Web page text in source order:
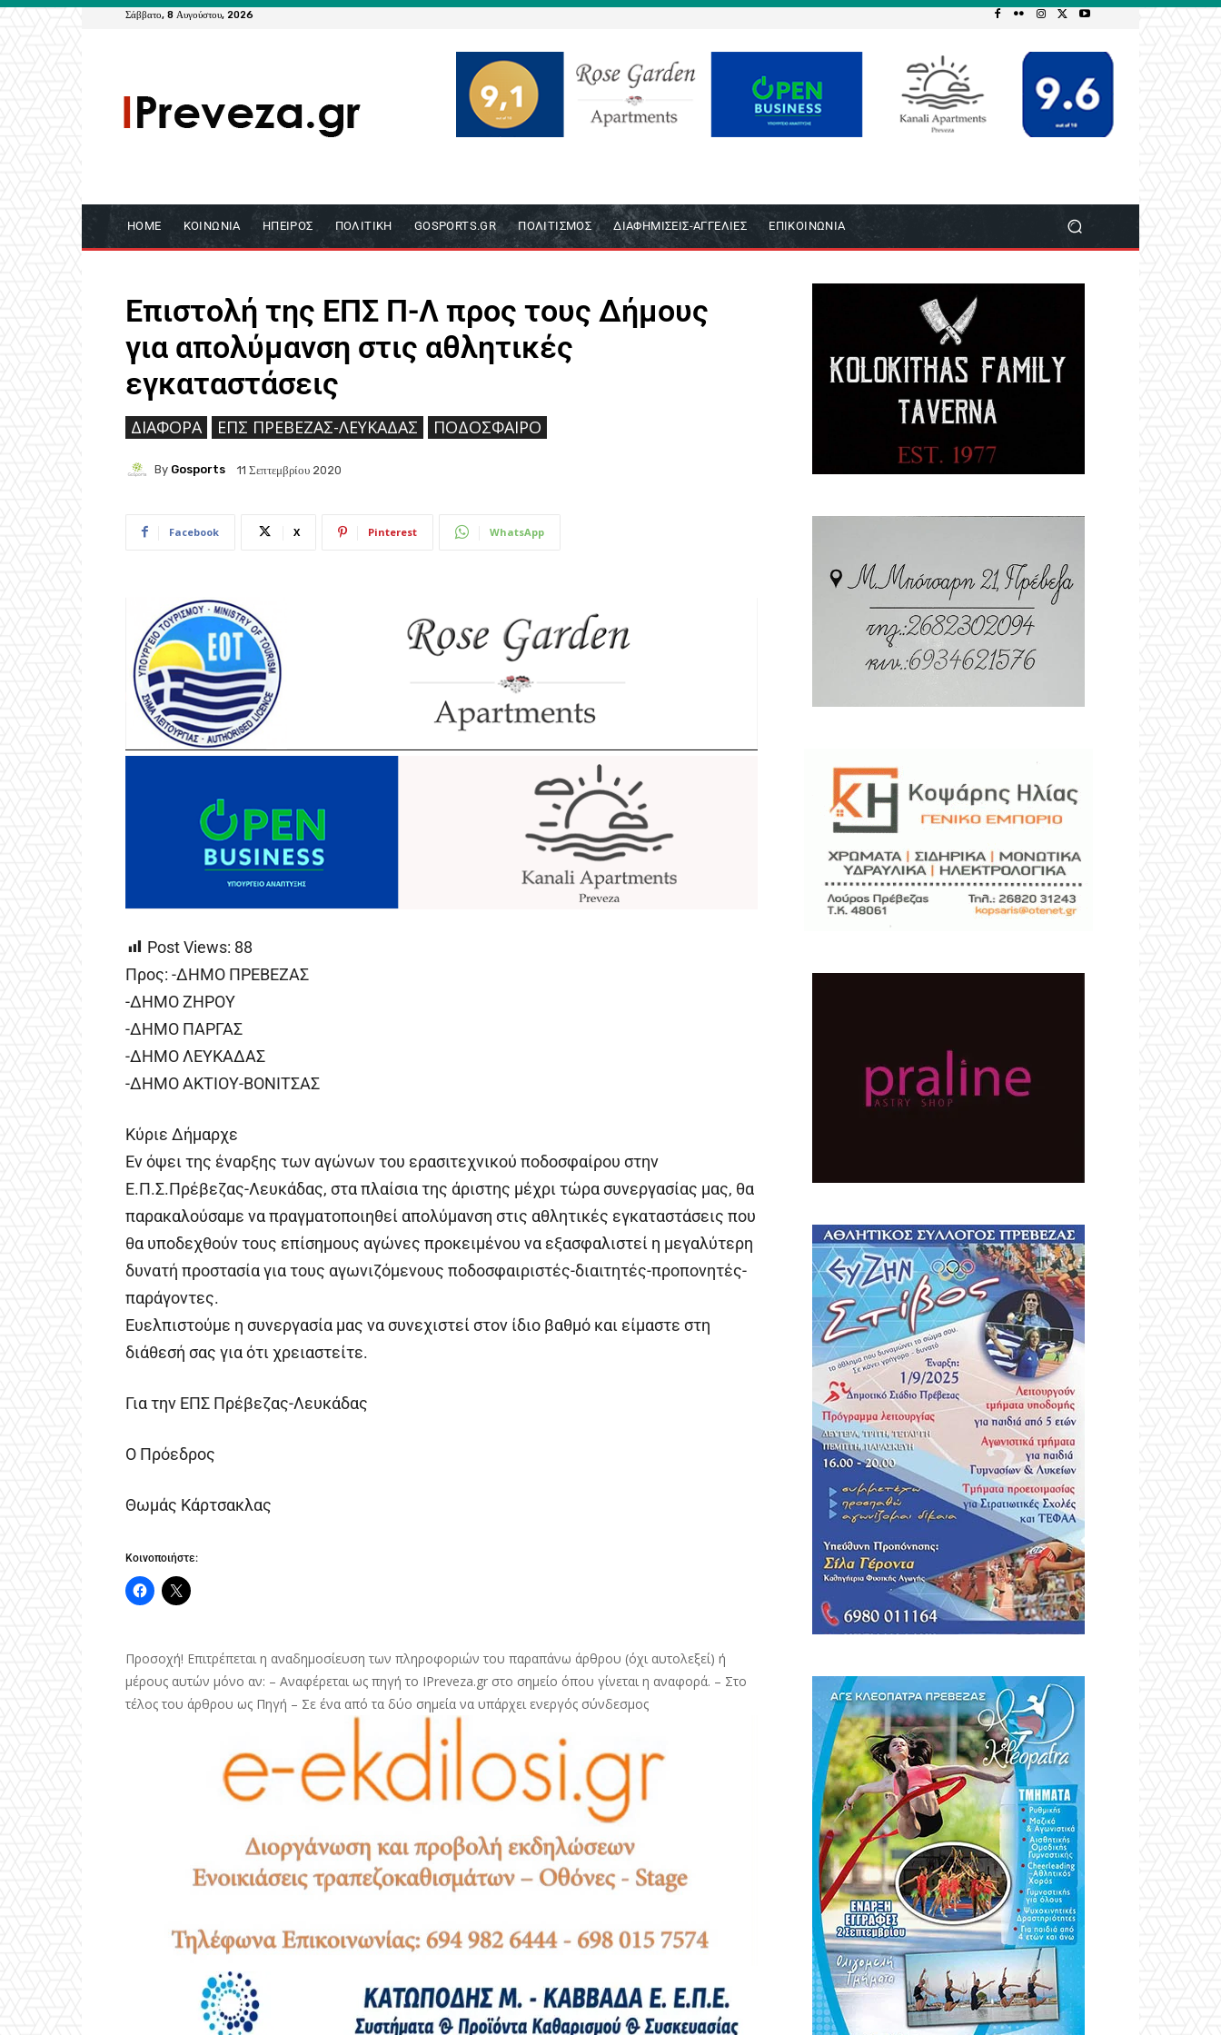
Σάββατο, 8 Αυγούστου, 2026
HOME ΚΟΙΝΩΝΊΑ ΉΠΕΙΡΟΣ ΠΟΛΙΤΙΚΉ GOSPORTS.GR ΠΟΛΙΤΙΣΜΌΣ ΔΙΑΦΗΜΊΣΕΙΣ-ΑΓΓΕΛΊΕΣ ΕΠΙΚΟΙΝΩΝΙΑ
Επιστολή της ΕΠΣ Π-Λ προς τους Δήμους
για απολύμανση στις αθλητικές
εγκαταστάσεις
ΔΙΆΦΟΡΑ ΕΠΣ ΠΡΈΒΕΖΑΣ-ΛΕΥΚΆΔΑΣ ΠΟΔΌΣΦΑΙΡΟ
By Gosports 11 Σεπτεμβρίου 2020
Facebook X Pinterest WhatsApp
Post Views: 88
Προς: -ΔΗΜΟ ΠΡΕΒΕΖΑΣ
-ΔΗΜΟ ΖΗΡΟΥ
-ΔΗΜΟ ΠΑΡΓΑΣ
-ΔΗΜΟ ΛΕΥΚΑΔΑΣ
-ΔΗΜΟ ΑΚΤΙΟΥ-ΒΟΝΙΤΣΑΣ
Κύριε Δήμαρχε
Εν όψει της έναρξης των αγώνων του ερασιτεχνικού ποδοσφαίρου στην
Ε.Π.Σ.Πρέβεζας-Λευκάδας, στα πλαίσια της άριστης μέχρι τώρα συνεργασίας μας, θα
παρακαλούσαμε να πραγματοποιηθεί απολύμανση στις αθλητικές εγκαταστάσεις που
θα υποδεχθούν τους επίσημους αγώνες προκειμένου να εξασφαλιστεί η μεγαλύτερη
δυνατή προστασία για τους αγωνιζόμενους ποδοσφαιριστές-διαιτητές-προπονητές-
παράγοντες.
Ευελπιστούμε η συνεργασία μας να συνεχιστεί στον ίδιο βαθμό και είμαστε στη
διάθεσή σας για ότι χρειαστείτε.
Για την ΕΠΣ Πρέβεζας-Λευκάδας
Ο Πρόεδρος
Θωμάς Κάρτσακλας
Κοινοποιήστε:
Προσοχή! Επιτρέπεται η αναδημοσίευση των πληροφοριών του παραπάνω άρθρου (όχι αυτολεξεί) ή
μέρους αυτών μόνο αν: – Αναφέρεται ως πηγή το IPreveza.gr στο σημείο όπου γίνεται η αναφορά. – Στο
τέλος του άρθρου ως Πηγή – Σε ένα από τα δύο σημεία να υπάρχει ενεργός σύνδεσμος